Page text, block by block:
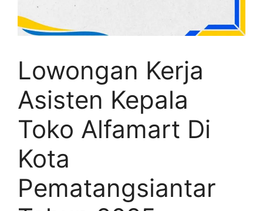
Lowongan Kerja
Asisten Kepala
Toko Alfamart Di
Kota
Pematangsiantar